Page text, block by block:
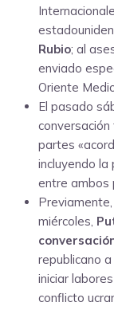
Rubio; al
enviado
Oriente
El pasado
conversación
partes
incluyendo la
entre ambos
miércoles,
republicano
iniciar
conflicto